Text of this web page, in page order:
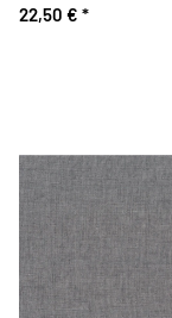
wollweiß, Vaupel &
22,50 € *